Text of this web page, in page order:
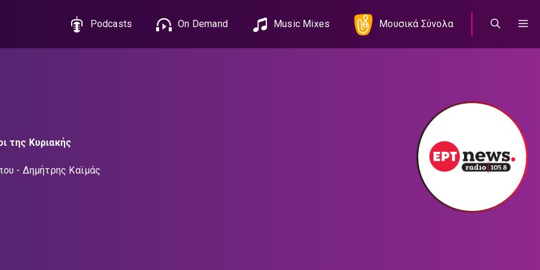
Podcasts On Demand Music Mixes Μουσικά Σύνολα
της Κυριακής
Δημήτρης Καϊμάς